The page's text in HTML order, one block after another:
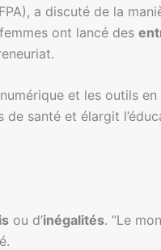
a discuté de la
ont lancé des
et les outils
de santé et élargit
ou d’inégalités. “Le